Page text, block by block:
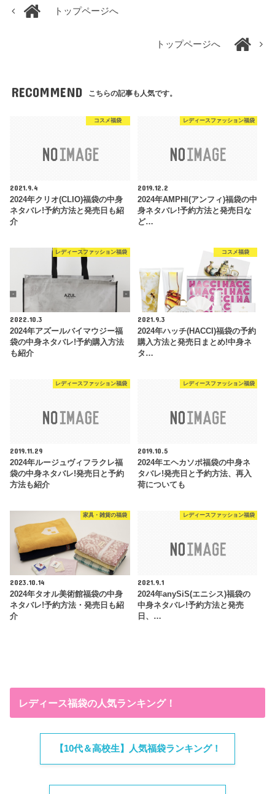
トップページへ
トップページへ
RECOMMEND こちらの記事も人気です。
コスメ福袋
2021.9.4
2024年クリオ(CLIO)福袋の中身
ネタバレ!予約方法と発売日も紹
介
レディースファッション福袋
2019.12.2
2024年AMPHI(アンフィ)福袋の中
身ネタバレ!予約方法と発売日な
ど…
レディースファッション福袋
2022.10.3
2024年アズールバイマウジー福
袋の中身ネタバレ!予約購入方法
も紹介
コスメ福袋
2021.9.3
2024年ハッチ(HACCI)福袋の予約
購入方法と発売日まとめ!中身ネ
タ…
レディースファッション福袋
2019.11.29
2024年ルージュヴィフラクレ福
袋の中身ネタバレ!発売日と予約
方法も紹介
レディースファッション福袋
2019.10.5
2024年エヘカソポ福袋の中身ネ
タバレ!発売日と予約方法、再入
荷についても
家具・雑貨の福袋
2023.10.14
2024年タオル美術館福袋の中身
ネタバレ!予約方法・発売日も紹
介
レディースファッション福袋
2021.9.1
2024年anySiS(エニシス)福袋の
中身ネタバレ!予約方法と発売
日、…
レディース福袋の人気ランキング！
【10代＆高校生】人気福袋ランキング！